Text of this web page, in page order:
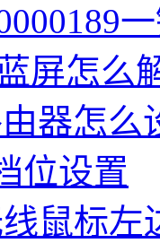
屏怎么
器怎么
位设置
鼠标左